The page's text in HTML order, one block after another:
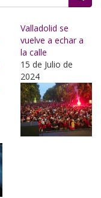
Valladolid se
vuelve a echar a
la calle
15 de Julio de
2024